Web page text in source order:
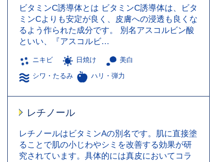
ビタミンC誘導体とは ビタミンC誘導体は、ビタ
ミンCよりも安定が良く、皮膚への浸透も良くな
るよう作られた成分です。 別名アスコルビン酸
といい、『アスコルビ…
ニキビ 日焼け 美白
シワ・たるみ ハリ・弾力
レチノール
レチノールはビタミンAの別名です。肌に直接塗
ることで肌の小じわやシミを改善する効果が研
究されています。具体的には真皮においてコラ